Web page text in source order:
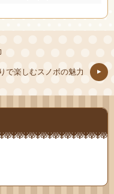
で楽しむスノボの魅力